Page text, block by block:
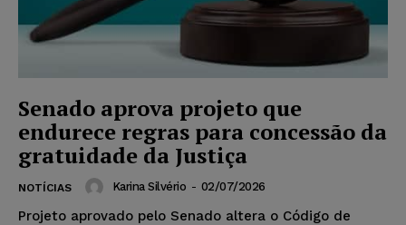
Senado aprova projeto que
endurece regras para concessão da
gratuidade da Justiça
NOTÍCIAS Karina Silvério - 02/07/2026
Projeto aprovado pelo Senado altera o Código de